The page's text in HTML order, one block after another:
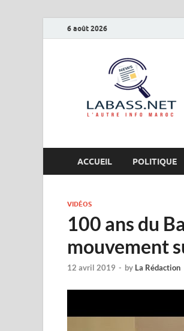
6 août 2026
ACCUEIL POLITIQUE
VIDÉOS
100 ans du
mouvement
12 avril 2019 - by La Rédaction